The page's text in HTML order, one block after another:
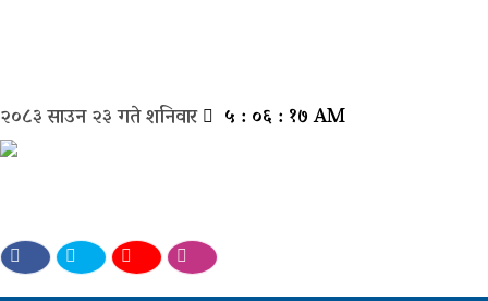
समाज
विचार
२०८३ साउन २३ गते शनिवार ५ : ०६ : १७ AM